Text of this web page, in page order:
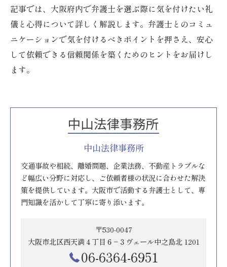
記事では、大阪府内で弁護士を選ぶ際に気を付けたい礼
儀と心得について詳しく解説します。弁護士とのコミュ
ニケーションで気を付けるべきポイントを押さえ、安心
して依頼できる信頼関係を築くためのヒントをお届けし
ます。
中山法律事務所
交通事故や相続、離婚問題、企業法務、不動産トラブルな
ど幅広い分野に対応し、ご依頼者様の状況に合わせた解決
策を提供しています。大阪市で活動する弁護士として、専
門知識を活かして丁寧に寄り添います。
〒530-0047
大阪市北区西天満４丁目６−３ヴェール中之島北 1201
06-6364-6951